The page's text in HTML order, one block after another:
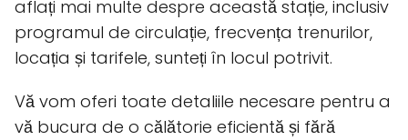
aflați mai multe despre această stație, inclusiv
programul de circulație, frecvența trenurilor,
locația și tarifele, sunteți în locul potrivit.
Vă vom oferi toate detaliile necesare pentru a
vă bucura de o călătorie eficientă și fără